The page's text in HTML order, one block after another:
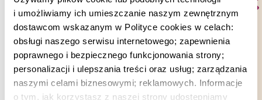
i umożliwiamy ich umieszczanie naszym zewnętrznym
dostawcom wskazanym w Polityce cookies w celach:
obsługi naszego serwisu internetowego; zapewnienia
poprawnego i bezpiecznego funkcjonowania strony;
personalizacji i ulepszania treści oraz usług; zarządzania
naszymi celami biznesowymi; reklamowych. Informacje
o tym, jak korzystasz z naszej strony udostępniamy
Przede wszystkim należy pamiętać o utrzymaniu równowagi.
Odpowiednie odżywianie opiera się na dbałości o harmonijną
proporcję składników odżywczych, które dostarczamy naszemu
organizmowi. To oznacza, że powinniśmy zapewnić równowagę
między różnymi rodzajami witamin, minerałów, białek,
węglowodanów i tłuszczów w naszej diecie, aby wspierać zdrowie i
dobre samopoczucie.